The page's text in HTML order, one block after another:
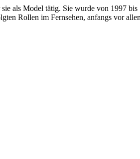
als Model tätig. Sie wurde von 1997
Rollen im Fernsehen, anfangs vor